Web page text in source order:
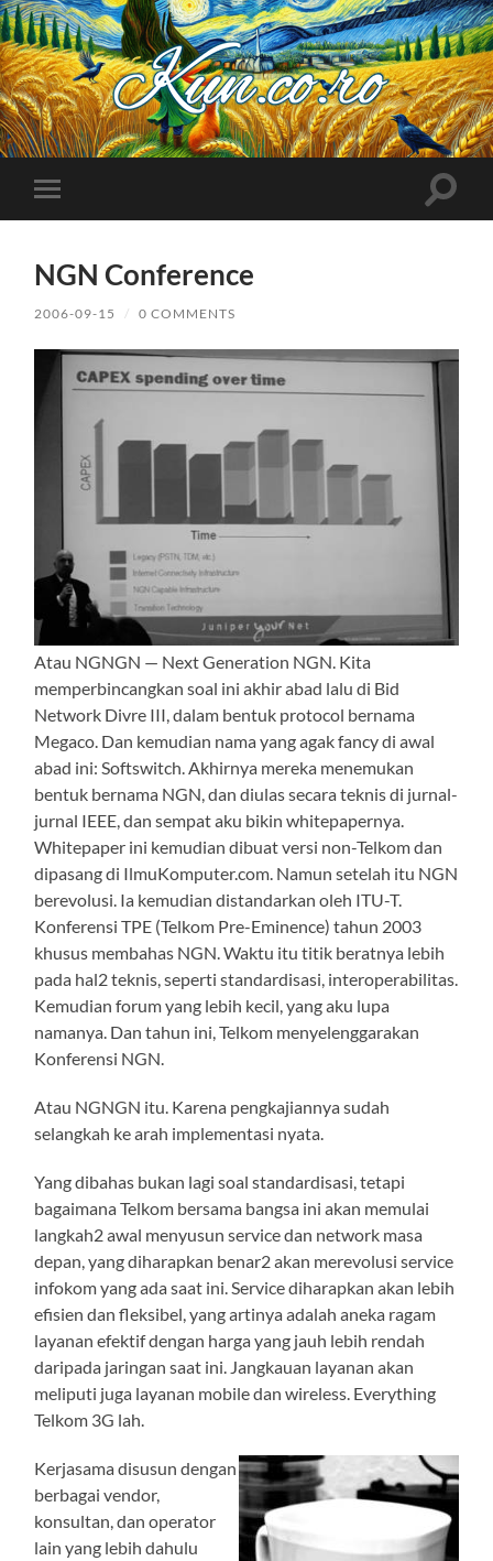
Kuncoro++
Toggle
mobile
Toggle
NGN Conference
2006-09-15 / 0 COMMENTS
Atau NGNGN — Next Generation NGN. Kita
memperbincangkan soal ini akhir abad lalu di Bid
Network Divre III, dalam bentuk protocol bernama
Megaco. Dan kemudian nama yang agak fancy di awal
abad ini: Softswitch. Akhirnya mereka menemukan
bentuk bernama NGN, dan diulas secara teknis di jurnal-
jurnal IEEE, dan sempat aku bikin whitepapernya.
Whitepaper ini kemudian dibuat versi non-Telkom dan
dipasang di IlmuKomputer.com. Namun setelah itu NGN
berevolusi. Ia kemudian distandarkan oleh ITU-T.
Konferensi TPE (Telkom Pre-Eminence) tahun 2003
khusus membahas NGN. Waktu itu titik beratnya lebih
pada hal2 teknis, seperti standardisasi, interoperabilitas.
Kemudian forum yang lebih kecil, yang aku lupa
namanya. Dan tahun ini, Telkom menyelenggarakan
Konferensi NGN.
Atau NGNGN itu. Karena pengkajiannya sudah
selangkah ke arah implementasi nyata.
Yang dibahas bukan lagi soal standardisasi, tetapi
bagaimana Telkom bersama bangsa ini akan memulai
langkah2 awal menyusun service dan network masa
depan, yang diharapkan benar2 akan merevolusi service
infokom yang ada saat ini. Service diharapkan akan lebih
efisien dan fleksibel, yang artinya adalah aneka ragam
layanan efektif dengan harga yang jauh lebih rendah
daripada jaringan saat ini. Jangkauan layanan akan
meliputi juga layanan mobile dan wireless. Everything
Telkom 3G lah.
Kerjasama disusun dengan
berbagai vendor,
konsultan, dan operator
lain yang lebih dahulu